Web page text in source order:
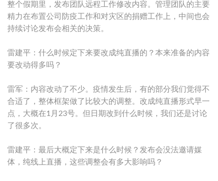
整个假期里，发布团队远程工作修改内容。管理团队的主要
精力在布置公司防疫工作和对灾区的捐赠工作上，中间也会
持续讨论发布会相关的决策。
雷建平：什么时候定下来要改成纯直播的？本来准备的内容
要改动得多吗？
雷军：内容改动了不少。疫情发生后，有的部分我们觉得不
合适了，整体框架做了比较大的调整。改成纯直播形式早一
点，大概在1月23号。但日期改到什么时候，我们还是讨论
了很多次。
雷建平：最后大概定下来是什么时候？发布会没法邀请媒
体，纯线上直播，这些调整会有多大影响吗？